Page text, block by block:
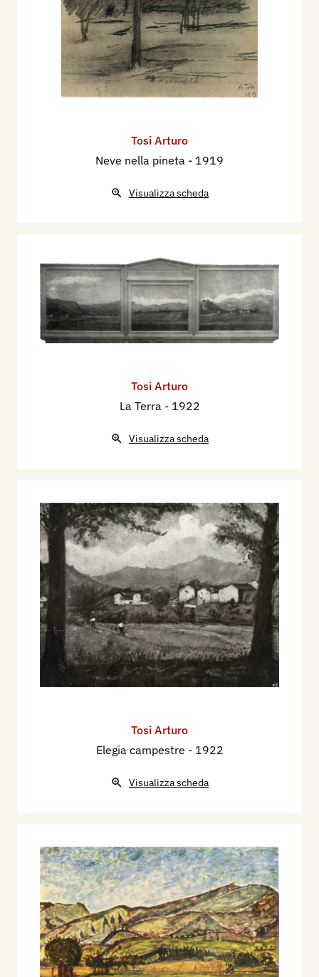
Tosi Arturo
Neve nella pineta - 1919
Visualizza scheda
Tosi Arturo
La Terra - 1922
Visualizza scheda
Tosi Arturo
Elegia campestre - 1922
Visualizza scheda